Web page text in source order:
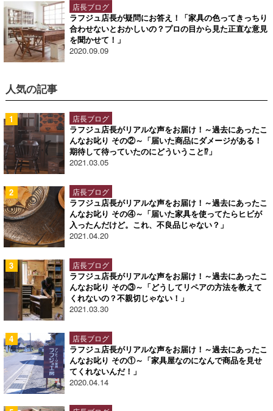
店長ブログ
ラフジュ店長が疑問にお答え！「家具の色ってきっちり
合わせないとおかしいの？プロの目から見た正直な意見
を聞かせて！」
2020.09.09
人気の記事
店長ブログ
ラフジュ店長がリアルな声をお届け！～過去にあったこ
んなお叱り その②～「届いた商品にダメージがある！
期待して待っていたのにどういうこと⁉」
2021.03.05
店長ブログ
ラフジュ店長がリアルな声をお届け！～過去にあったこ
んなお叱り その④～「届いた家具を使ってたらヒビが
入ったんだけど。これ、不良品じゃない？」
2021.04.20
店長ブログ
ラフジュ店長がリアルな声をお届け！～過去にあったこ
んなお叱り その③～「どうしてリペアの方法を教えて
くれないの？不親切じゃない！」
2021.03.30
店長ブログ
ラフジュ店長がリアルな声をお届け！～過去にあったこ
んなお叱り その①～「家具屋なのになんで商品を見せ
てくれないんだ！」
2020.04.14